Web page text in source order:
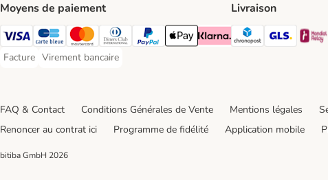
Moyens de paiement
Visa Payment Method
carte bleue Payment Method
Master Card Payment Method
Diners Club Payment Method
Paypal Payment Method
Apple Pay Payment Method
Klarna Payment Method
Facture
Facture Payment Method
Virement bancaire
Virement bancaire Payment Method
Livraison
Chronopost
GLS
FAQ & Contact Conditions Générales de Vente Mentions légales
Renoncer au contrat ici
Programme de fidélité Application mobile
bitiba GmbH 2026